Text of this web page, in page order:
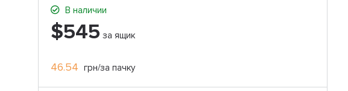
В наличии
$545 за ящик
46.54 грн/за пачку